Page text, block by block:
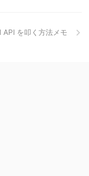
を叩く方法メモ